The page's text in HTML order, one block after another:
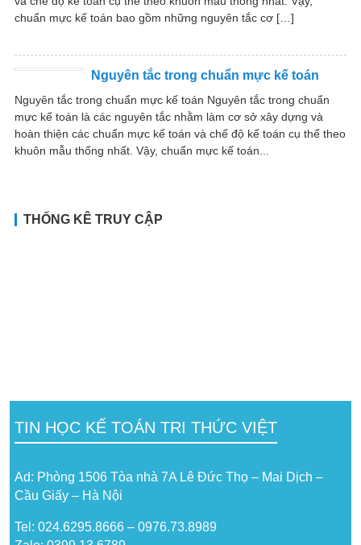
chuẩn mực kế toán bao gồm những nguyên tắc cơ […]
Nguyên tắc trong chuẩn mực kế toán
Nguyên tắc trong chuẩn mực kế toán Nguyên tắc trong chuẩn
mực kế toán là các nguyên tắc nhằm làm cơ sở xây dựng và
hoàn thiện các chuẩn mực kế toán và chế độ kế toán cụ thể theo
khuôn mẫu thống nhất. Vậy, chuẩn mực kế toán...
THỐNG KÊ TRUY CẬP
TIN HỌC KẾ TOÁN TRI THỨC VIỆT
Ad: Phòng 1506 Tòa nhà 7A Lê Đức Thọ – Mai Dịch –
Cầu Giấy – Hà Nội
Tel: 024.6295.8666 – 0976.73.8989